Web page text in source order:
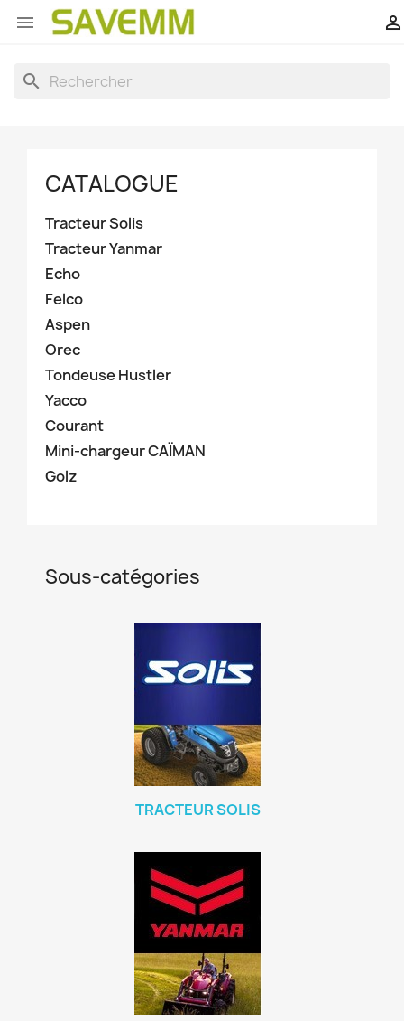
 
search
CATALOGUE
Tracteur Solis
Tracteur Yanmar
Echo
Felco
Aspen
Orec
Tondeuse Hustler
Yacco
Courant
Mini-chargeur CAÏMAN
Golz
Sous-catégories
TRACTEUR SOLIS